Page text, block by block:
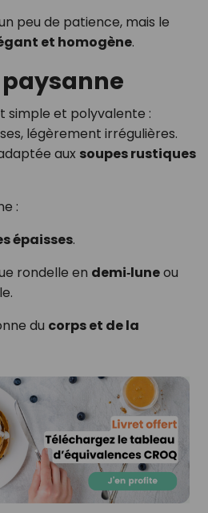
peu de patience, mais le
et homogène.
simple et polyvalente :
légèrement irrégulières.
aux soupes rustiques
:
épaisses.
rondelle en demi‑luneou
du corps et de la